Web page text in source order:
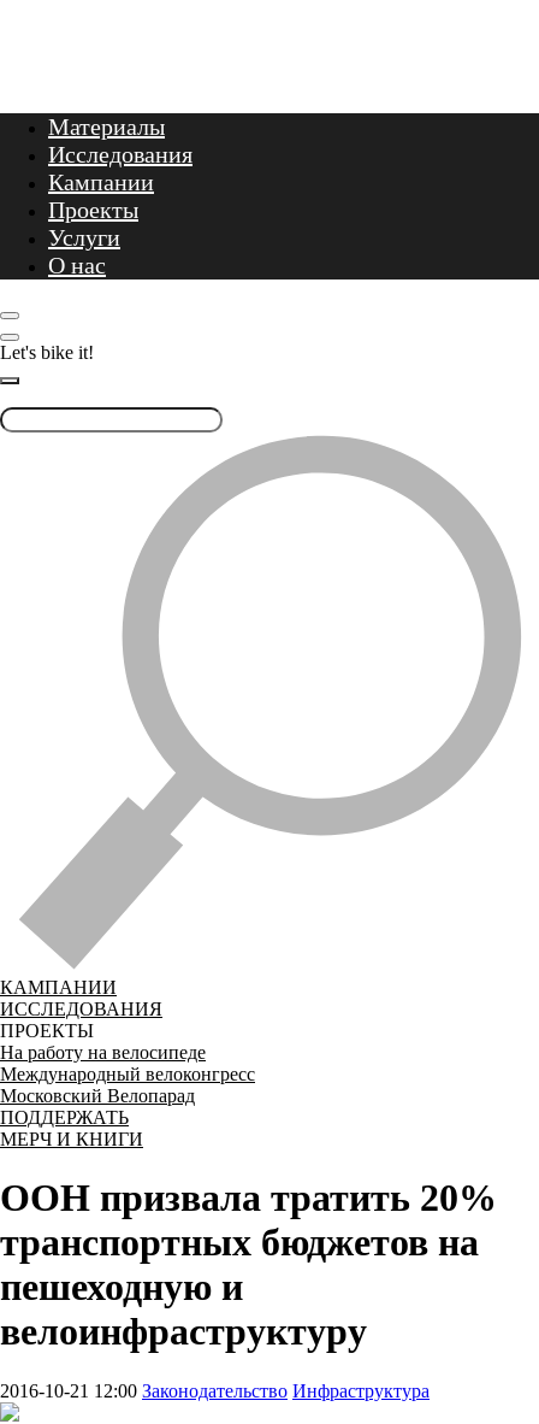
Материалы
Исследования
Кампании
Проекты
Услуги
О нас
Let's bike it!
КАМПАНИИ
ИССЛЕДОВАНИЯ
ПРОЕКТЫ
На работу на велосипеде
Международный велоконгресс
Московский Велопарад
ПОДДЕРЖАТЬ
МЕРЧ И КНИГИ
ООН призвала тратить 20%
транспортных бюджетов на
пешеходную и
велоинфраструктуру
2016-10-21 12:00 Законодательство Инфраструктура